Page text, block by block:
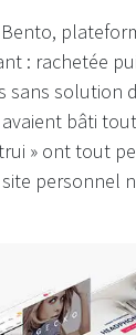
Bento,
: rachetée
sans solution
bâti
» ont tout
personnel